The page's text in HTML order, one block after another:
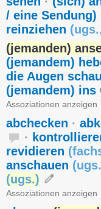
/ eine Sendung)
reinziehen (ugs.
(jemanden)
(jemandem)
die Augen
(jemandem) ins
Assoziationen anzeigen
abchecken ·
·
revidieren (
anschauen (ugs.
(ugs.)
Assoziationen anzeigen